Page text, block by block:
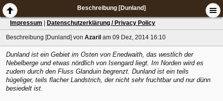
Beschreibung [Dunland]
Impressum Datenschutzerklärung / Privacy Policy
Beschreibung [Dunland] von Azaril am 09 Dez, 2014 16:10
Dunland ist ein Gebiet im Osten von Enedwaith, das westlich der
Nebelberge und etwas nördlich von Isengard liegt. Im Norden wird es
zudem durch den Fluss Glanduin begrenzt. Dunland ist ein teils
hügeliger, teils flacher Landstrich, der nicht sehr fruchtbar und nur dünn
besiedelt ist.